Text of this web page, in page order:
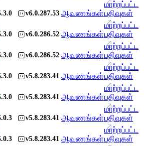
v6.0.287.53 ஆவணங்கள்
மாற்றப்பட்ட
பதிவுகள்
v6.0.286.52 ஆவணங்கள்
மாற்றப்பட்ட
பதிவுகள்
v6.0.286.52 ஆவணங்கள்
மாற்றப்பட்ட
பதிவுகள்
v5.8.283.41 ஆவணங்கள்
மாற்றப்பட்ட
பதிவுகள்
v5.8.283.41 ஆவணங்கள்
மாற்றப்பட்ட
பதிவுகள்
v5.8.283.41 ஆவணங்கள்
மாற்றப்பட்ட
பதிவுகள்
v5.8.283.41 ஆவணங்கள்
மாற்றப்பட்ட
பதிவுகள்